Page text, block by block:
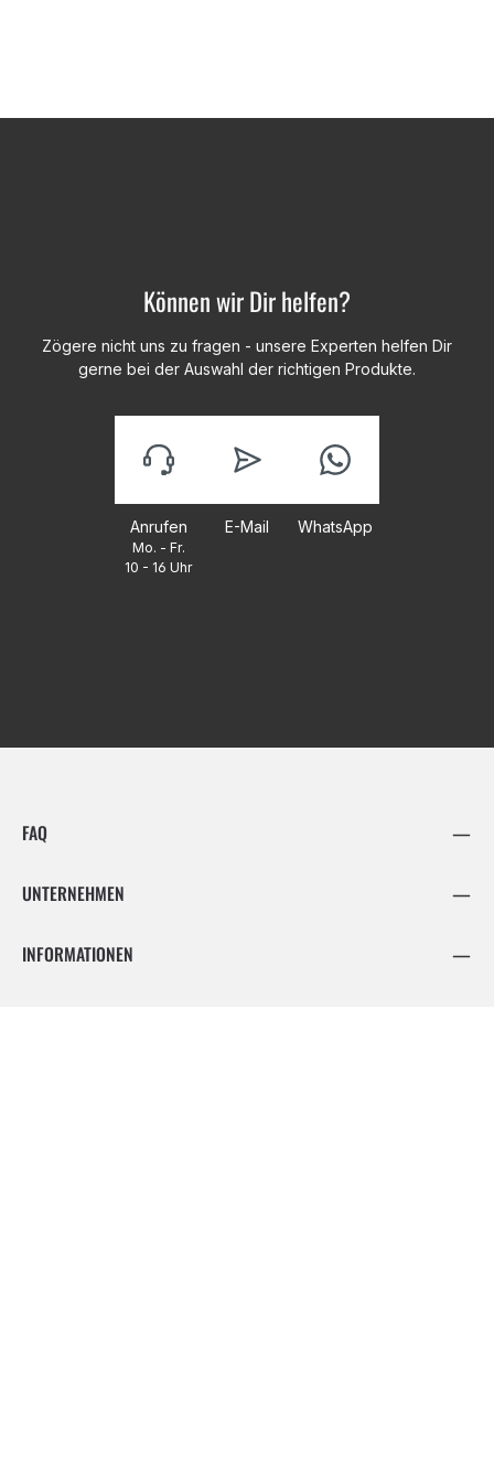
Können wir Dir helfen?
Zögere nicht uns zu fragen - unsere Experten helfen Dir
gerne bei der Auswahl der richtigen Produkte.
Anrufen
Mo. - Fr.
10 - 16 Uhr
E-Mail WhatsApp
FAQ
UNTERNEHMEN
INFORMATIONEN